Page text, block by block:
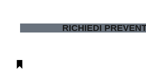
RICHIEDI